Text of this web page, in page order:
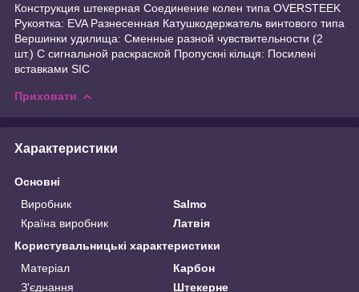
Конструкция штекерная Соединение колен типа OVERSTEEK
Рукоятка: EVA Разнесенная Катушкодержатель винтового типа
Вершинки удилища: Сменные разной чувствительности (2
шт.) С сигнальной раскраской Пропускні кільця: Посилені
вставками SIC
Приховати
Характеристики
Основні
Виробник
Salmo
Країна виробник
Латвія
Користувальницькі характеристики
Матеріал
Карбон
З'єднання
Штекерне